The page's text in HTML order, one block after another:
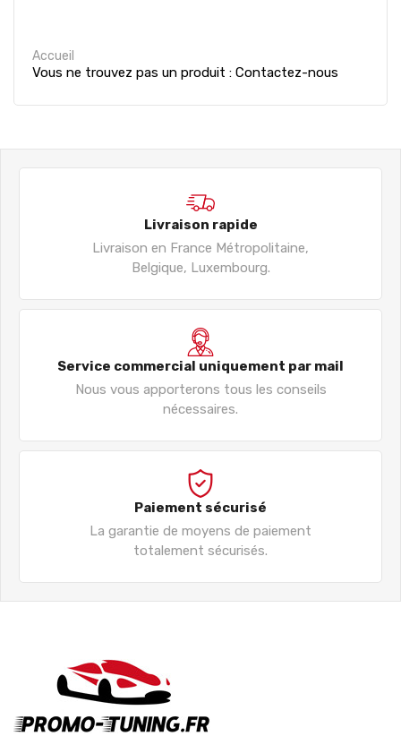
Accueil
Vous ne trouvez pas un produit : Contactez-nous
Livraison rapide
Livraison en France Métropolitaine,
Belgique, Luxembourg.
Service commercial uniquement par mail
Nous vous apporterons tous les conseils
nécessaires.
Paiement sécurisé
La garantie de moyens de paiement
totalement sécurisés.